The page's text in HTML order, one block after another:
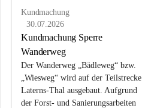
Kundmachung
30.07.2026
Kundmachung Sperre
Wanderweg
Der Wanderweg „Bädleweg“ bzw.
„Wiesweg“ wird auf der Teilstrecke
Laterns-Thal ausgebaut. Aufgrund
der Forst- und Sanierungsarbeiten